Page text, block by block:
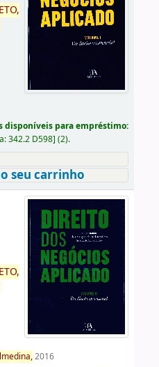
disponíveis para empréstimo:
342.2 D598] (2).
seu carrinho
2016